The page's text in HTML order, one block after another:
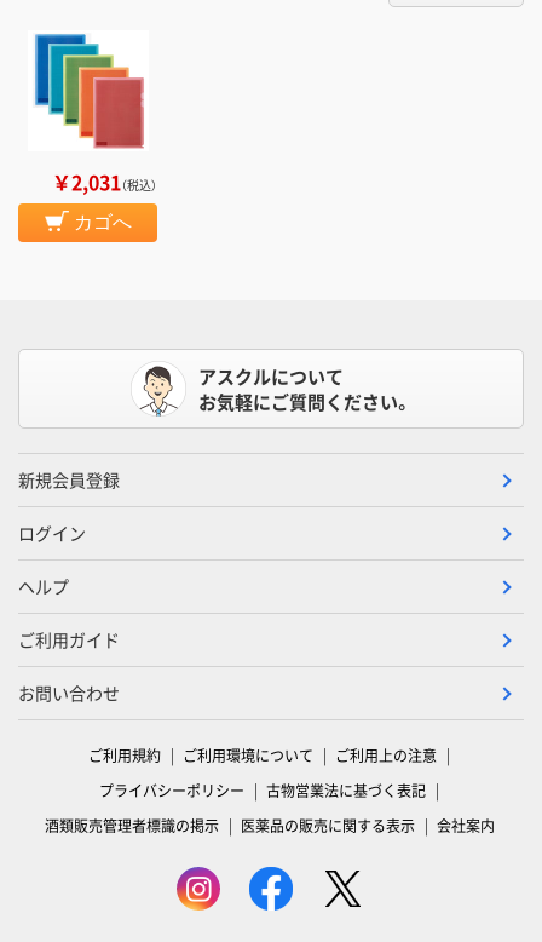
￥2,031（税込）
カゴへ
アスクルについて
お気軽にご質問ください。
新規会員登録
ログイン
ヘルプ
ご利用ガイド
お問い合わせ
ご利用規約 ご利用環境について
ご利用上の注意
プライバシーポリシー
古物営業法に基づく表記
酒類販売管理者標識の掲示
医薬品の販売に関する表示 会社案内